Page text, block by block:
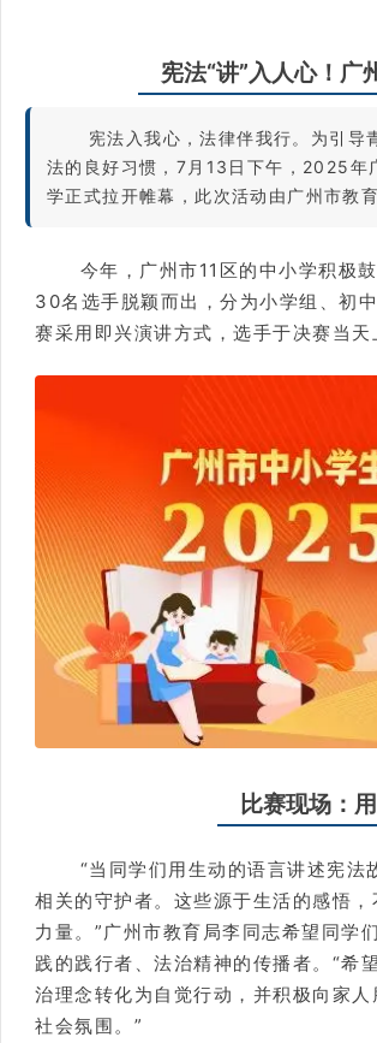
宪法“讲”入人心！广
宪法入我心，法律伴我行。为引导
法的良好习惯，7月13日下午，2025年
学正式拉开帷幕，此次活动由广州市教育
今年，广州市11区的中小学积极
30名选手脱颖而出，分为小学组、初
赛采用即兴演讲方式，选手于决赛当
比赛现场：
“当同学们用生动的语言讲述宪
相关的守护者。这些源于生活的感悟
力量。”广州市教育局李同志希望同学
践的践行者、法治精神的传播者。“希
治理念转化为自觉行动，并积极向家
社会氛围。”